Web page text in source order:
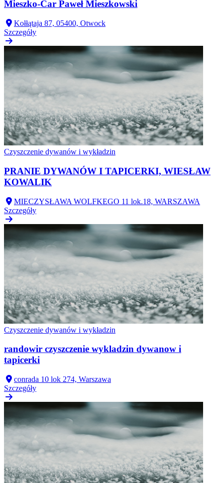
Mieszko-Car Paweł Mieszkowski
Kołłątaja 87, 05400, Otwock
Szczegóły
Czyszczenie dywanów i wykładzin
PRANIE DYWANÓW I TAPICERKI, WIESŁAW
KOWALIK
MIECZYSŁAWA WOLFKEGO 11 lok.18, WARSZAWA
Szczegóły
Czyszczenie dywanów i wykładzin
randowir czyszczenie wykladzin dywanow i
tapicerki
conrada 10 lok 274, Warszawa
Szczegóły